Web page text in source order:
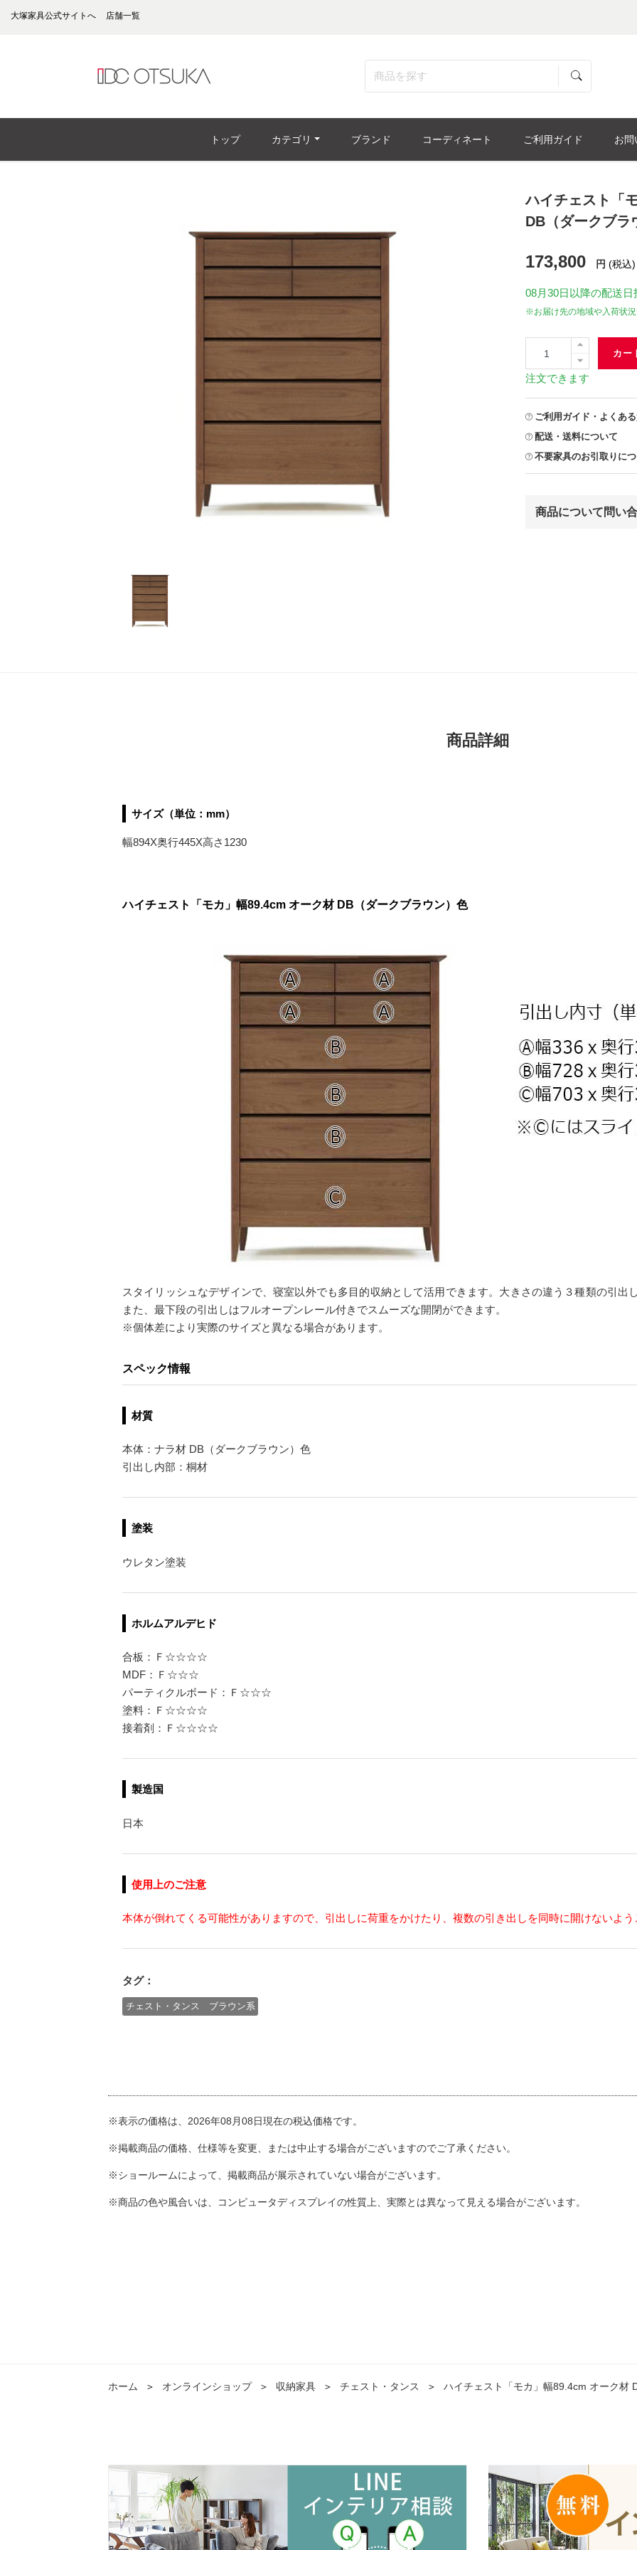
大塚家具公式サイトへ 店舗一覧
トップ カテゴリ ブランド コーディネート ご利用ガイド お問
ハイチェスト「
DB（ダークブラ
173,800 円 (税込)
08月30日 以降の配送
※お届け先の地域や入荷状
カー
注文できます
ご利用ガイド・よくあ
配送・送料について
不要家具のお引取りに
商品について問い
商品詳細
サイズ（単位：mm）
幅894X奥行445X高さ1230
ハイチェスト「モカ」幅89.4cm オーク材 DB（ダークブラウン）色
スタイリッシュなデザインで、寝室以外でも多目的収納として活用できます。大きさの違う３種類の引出
また、最下段の引出しはフルオープンレール付きでスムーズな開閉ができます。
※個体差により実際のサイズと異なる場合があります。
スペック情報
材質
本体：ナラ材 DB（ダークブラウン）色
引出し内部：桐材
塗装
ウレタン塗装
ホルムアルデヒド
合板：Ｆ☆☆☆☆
MDF：Ｆ☆☆☆
パーティクルボード：Ｆ☆☆☆
塗料：Ｆ☆☆☆☆
接着剤：Ｆ☆☆☆☆
製造国
日本
使用上のご注意
本体が倒れてくる可能性がありますので、引出しに荷重をかけたり、複数の引き出しを同時に開けないよ
タグ：
チェスト・タンス ブラウン系
※表示の価格は、2026年08月08日現在の税込価格です。
※掲載商品の価格、仕様等を変更、または中止する場合がございますのでご了承ください。
※ショールームによって、掲載商品が展示されていない場合がございます。
※商品の色や風合いは、コンピュータディスプレイの性質上、実際とは異なって見える場合がございます。
ホーム ＞ オンラインショップ ＞ 収納家具 ＞ チェスト・タンス ＞ ハイチェスト「モカ」幅89.4cm オーク材